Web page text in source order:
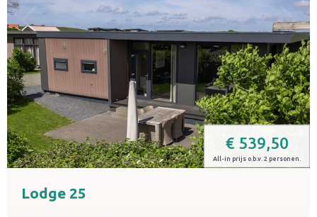
€ 539,50
All-in prijs o.b.v. 2 personen.
Lodge 25